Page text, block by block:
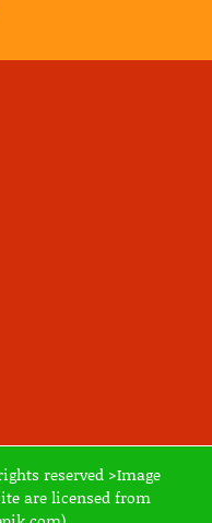
reserved >Image
are licensed from